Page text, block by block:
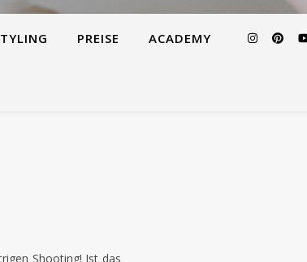
PREISE ACADEMY
Shooting! Ist das